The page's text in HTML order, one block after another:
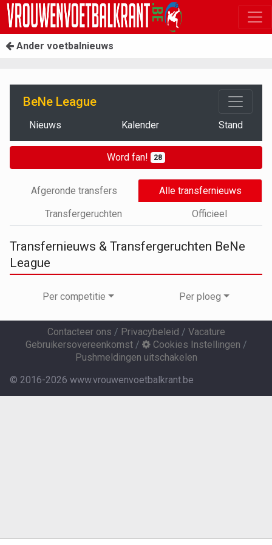
Ander voetbalnieuws
BeNe League
Nieuws Kalender Stand
Word fan! 28
Afgeronde transfers
Alle transfernieuws
Transfergeruchten
Officieel
Transfernieuws & Transfergeruchten BeNe
League
Per competitie Per ploeg
Contacteer ons / Privacybeleid / Vacature
Gebruikersovereenkomst/ Cookies Instellingen /
Pushmeldingen uitschakelen
© 2016-2026 www.vrouwenvoetbalkrant.be